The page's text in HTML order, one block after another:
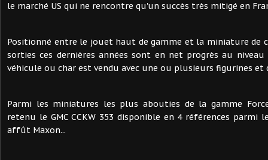
le marché US qui ne rencontre qu'un succès très mitigé en
Positionné entre le jouet haut de gamme et la miniature de
sorties ces dernières années sont en net progrès au
véhicule ou char est vendu avec une ou plusieurs figurines et
Parmi les miniatures les plus abouties de la gamme
retenu le GMC CCKW 353 disponible en 4 références parmi
affût Maxon...